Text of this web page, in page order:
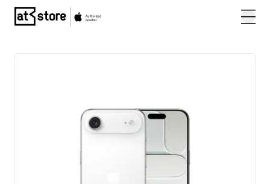
Posjetite početnu stranicu AT Store